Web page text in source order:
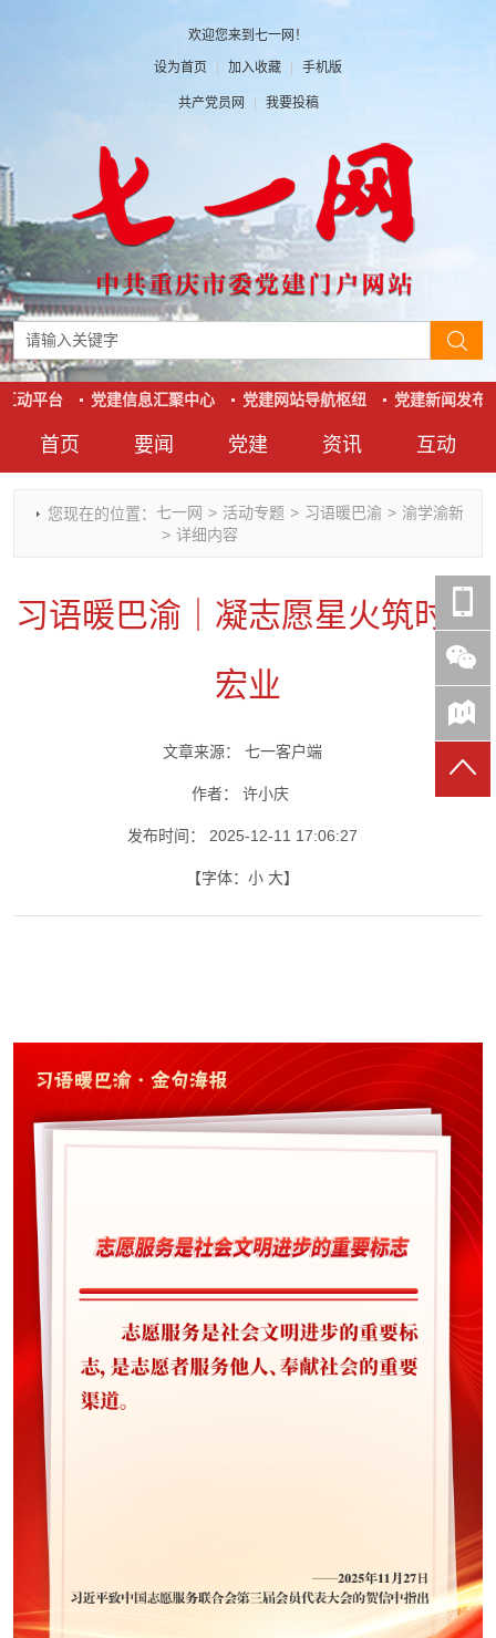
欢迎您来到七一网！
设为首页 | 加入收藏 | 手机版
共产党员网 | 我要投稿
首页 要闻
时政要闻
干部任免
理论武装
七一视角
党建
党建动态
人才工作
基层组织建设
作风建设
资讯
热点关注
党刊好文
党务知识
党史参阅
七一书院
互动
红岩评论
七一文学
党建头条微信公众号
七一号
动平台 党建信息汇聚中心 党建网站导航枢纽 党建新闻发布
您现在的位置： 七一网 > 活动专题 > 习语暖巴渝 > 渝学渝新
> 详细内容
习语暖巴渝｜凝志愿星火筑时代
宏业
文章来源： 七一客户端
作者： 许小庆
发布时间： 2025-12-11 17:06:27
【字体： 小 大】